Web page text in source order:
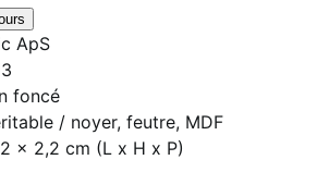
ApS
foncé
/ noyer, feutre, MDF
x 2,2 cm (L x H x P)